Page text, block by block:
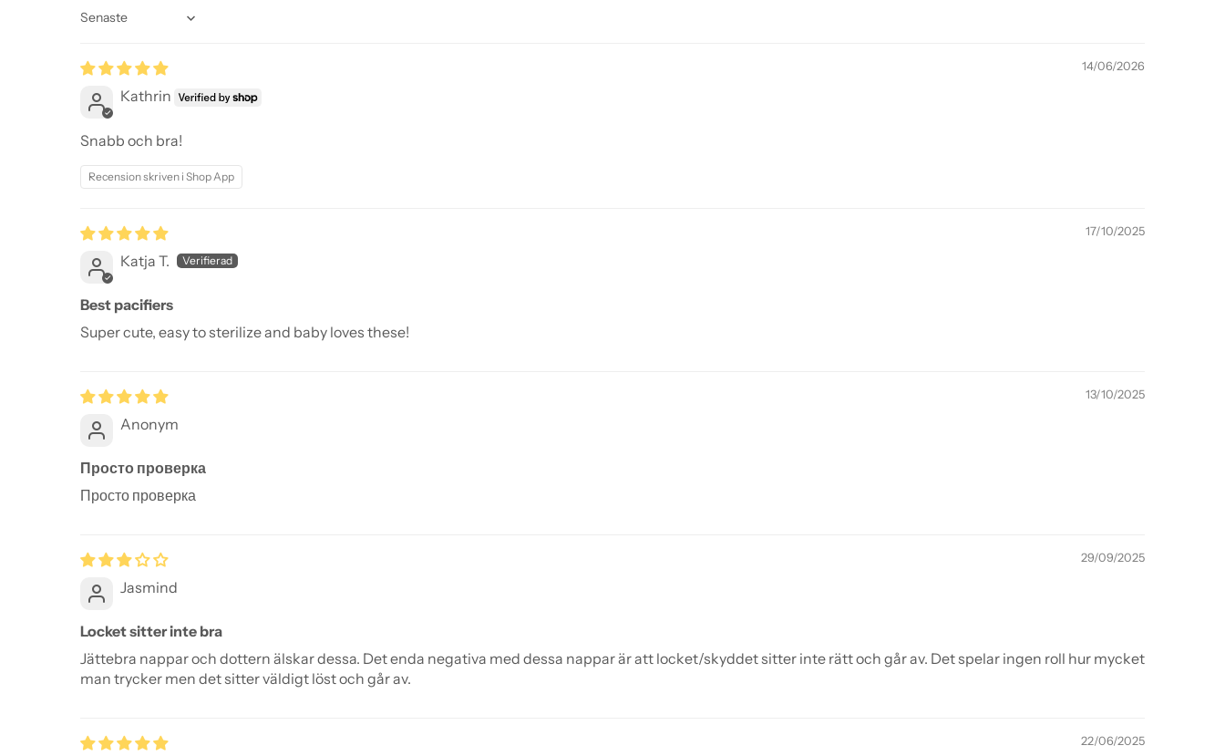
Sort by
14/06/2026
Kathrin
Snabb och bra!
Recension skriven i Shop App
17/10/2025
Katja T.
Best pacifiers
Super cute, easy to sterilize and baby loves these!
13/10/2025
Anonym
Просто проверка
Просто проверка
29/09/2025
Jasmind
Locket sitter inte bra
Jättebra nappar och dottern älskar dessa. Det enda negativa med dessa nappar är att locket/skyddet sitter inte rätt och går av. Det spelar ingen roll hur mycket
man trycker men det sitter väldigt löst och går av.
22/06/2025